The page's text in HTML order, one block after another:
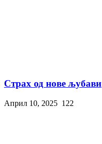
Страх од нове љубави
Април 10, 2025 122